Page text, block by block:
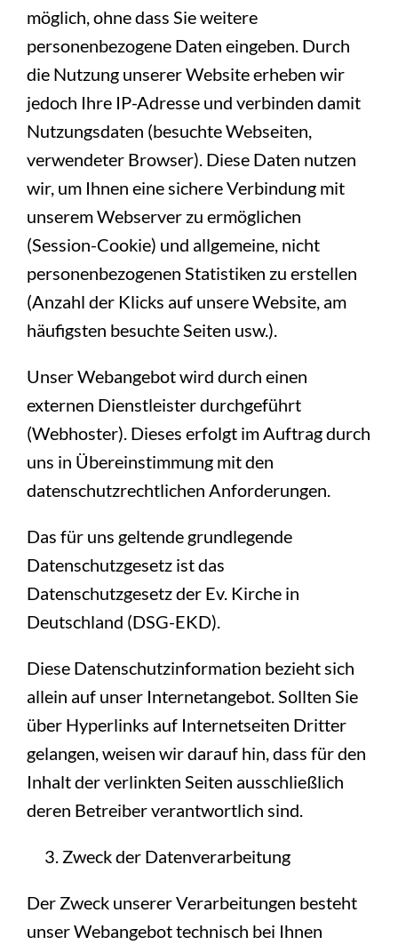
möglich, ohne dass Sie weitere
personenbezogene Daten eingeben. Durch
die Nutzung unserer Website erheben wir
jedoch Ihre IP-Adresse und verbinden damit
Nutzungsdaten (besuchte Webseiten,
verwendeter Browser). Diese Daten nutzen
wir, um Ihnen eine sichere Verbindung mit
unserem Webserver zu ermöglichen
(Session-Cookie) und allgemeine, nicht
personenbezogenen Statistiken zu erstellen
(Anzahl der Klicks auf unsere Website, am
häufigsten besuchte Seiten usw.).
Unser Webangebot wird durch einen
externen Dienstleister durchgeführt
(Webhoster). Dieses erfolgt im Auftrag durch
uns in Übereinstimmung mit den
datenschutzrechtlichen Anforderungen.
Das für uns geltende grundlegende
Datenschutzgesetz ist das
Datenschutzgesetz der Ev. Kirche in
Deutschland (DSG-EKD).
Diese Datenschutzinformation bezieht sich
allein auf unser Internetangebot. Sollten Sie
über Hyperlinks auf Internetseiten Dritter
gelangen, weisen wir darauf hin, dass für den
Inhalt der verlinkten Seiten ausschließlich
deren Betreiber verantwortlich sind.
Zweck der Datenverarbeitung
Der Zweck unserer Verarbeitungen besteht
unser Webangebot technisch bei Ihnen